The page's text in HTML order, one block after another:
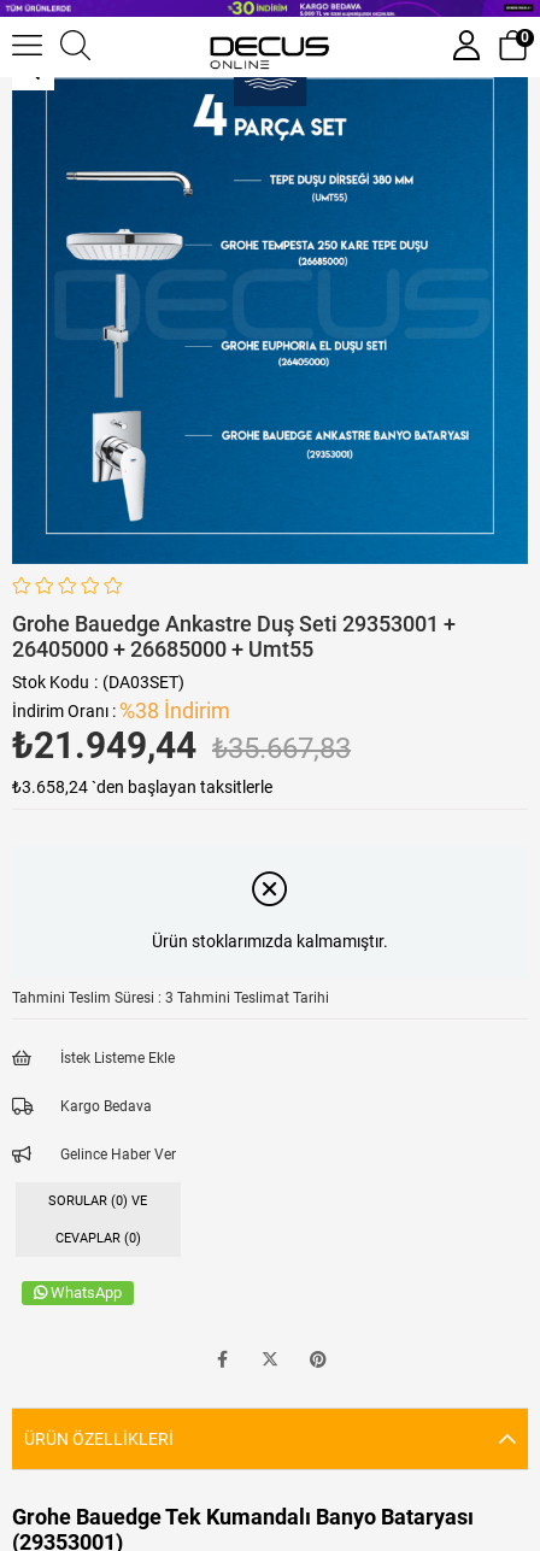
0
Grohe Bauedge Ankastre Duş Seti 29353001 +
26405000 + 26685000 + Umt55
Stok Kodu
(DA03SET)
İndirim Oranı : %38 İndirim
₺35.667,83
₺21.949,44
₺3.658,24`den başlayan taksitlerle
Ürün stoklarımızda kalmamıştır.
Tahmini Teslim Süresi : 3 Tahmini Teslimat Tarihi
İstek Listeme Ekle
Kargo Bedava
Gelince Haber Ver
SORULAR (0) VE
CEVAPLAR (0)
WhatsApp
ÜRÜN ÖZELLIKLERI
Grohe Bauedge Tek Kumandalı Banyo Bataryası
(29353001)